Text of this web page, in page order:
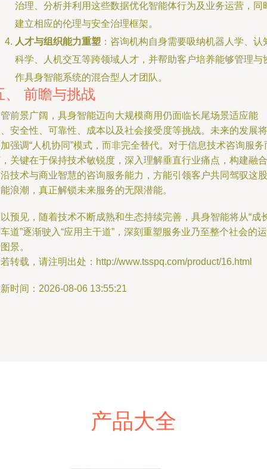
治理、分析并利用这些数据优化智能体行为及业务运营，同
建立相应的伦理与安全治理框架。
人才与组织能力重塑 ：咨询机构自身需要吸纳机器人学、认
科学、人机交互等跨领域人才，并帮助客户培养能够管理与
作具身智能系统的混合型人才团队。
、 前瞻与挑战
前景广阔，具身智能迈向大规模商用仍面临长尾场景适应能
安全性、可靠性、成本以及社会接受度等挑战。未来的发展将
强调“人机协同”模式，而非完全替代。对于信息技术咨询服务
关键在于保持技术敏锐度，深入理解垂直行业痛点，构建融合
技术与商业智慧的咨询服务能力，方能引领客户共同驾驭这股
浪潮，真正解锁未来服务的无限潜能。
预见，随着技术不断成熟和生态持续完善，具身智能将从“成
道”逐渐驶入“应用主干道”，深刻重塑服务业乃至整个社会的运
景。
转载，请注明出处：http://www.tsspq.com/product/16.html
时间：2026-08-06 13:55:21
产品大全